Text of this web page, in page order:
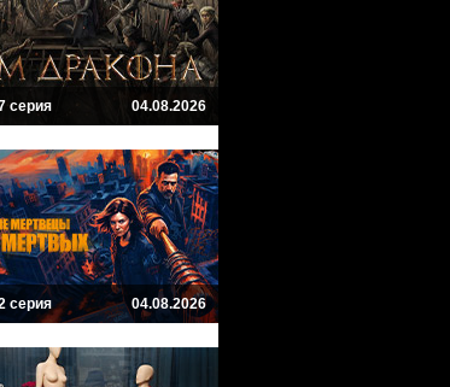
серия 04.08.2026
серия 04.08.2026